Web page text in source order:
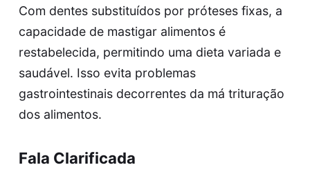
Com dentes substituídos por próteses fixas, a
capacidade de mastigar alimentos é
restabelecida, permitindo uma dieta variada e
saudável. Isso evita problemas
gastrointestinais decorrentes da má trituração
dos alimentos.
Fala Clarificada